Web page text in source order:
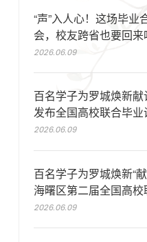
“声”入人心！这场毕业
会，校友跨省也要回来
2026.06.09
百名学子为罗城焕新
发布全国高校联合毕业
2026.06.09
百名学子为罗城焕新“
海曙区第二届全国高校
设计大赛收官
2026.06.09